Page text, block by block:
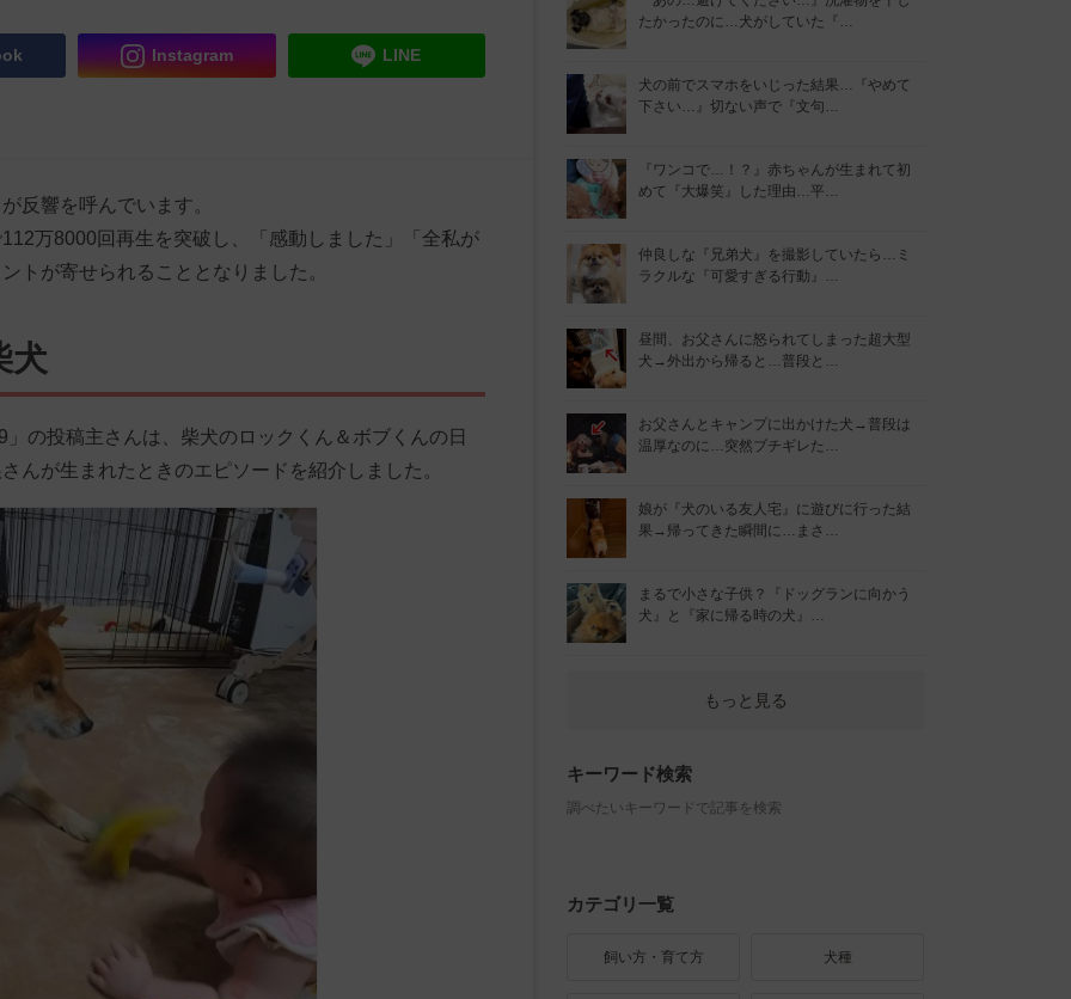
Instagram LINE
反響を呼んでいます。
万8000回再生を突破し、「感動しました」「全私が
トが寄せられることとなりました。
犬
の投稿主さんは、柴犬のロックくん＆ボブくんの日
んが生まれたときのエピソードを紹介しました。
たかったのに…犬がしていた『…
犬の前でスマホをいじった結果…『やめて
下さい…』切ない声で『文句…
『ワンコで…！？』赤ちゃんが生まれて初
めて『大爆笑』した理由…平…
仲良しな『兄弟犬』を撮影していたら…ミ
ラクルな『可愛すぎる行動』…
昼間、お父さんに怒られてしまった超大型
犬→外出から帰ると…普段と…
お父さんとキャンプに出かけた犬→普段は
温厚なのに…突然ブチギレた…
娘が『犬のいる友人宅』に遊びに行った結
果→帰ってきた瞬間に…まさ…
まるで小さな子供？『ドッグランに向かう
犬』と『家に帰る時の犬』…
もっと見る
キーワード検索
調べたいキーワードで記事を検索
カテゴリ一覧
飼い方・育て方 犬種